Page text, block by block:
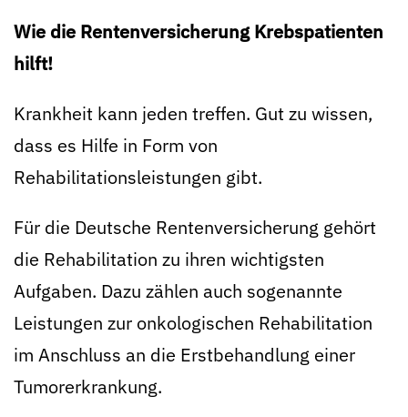
Wie die Rentenversicherung Krebspatienten
hilft!
Krankheit kann jeden treffen. Gut zu wissen,
dass es Hilfe in Form von
Rehabilitationsleistungen gibt.
Für die Deutsche Rentenversicherung gehört
die Rehabilitation zu ihren wichtigsten
Aufgaben. Dazu zählen auch sogenannte
Leistungen zur onkologischen Rehabilitation
im Anschluss an die Erstbehandlung einer
Tumorerkrankung.